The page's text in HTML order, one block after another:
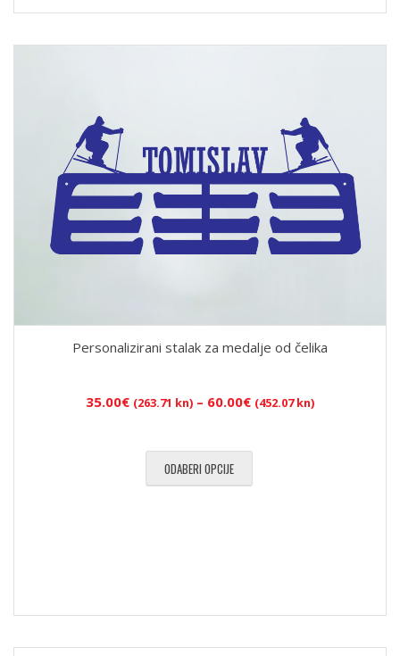
Personalizirani stalak za medalje od čelika
35.00€ (263.71 kn) – 60.00€ (452.07 kn)Raspon
ODABERI OPCIJE